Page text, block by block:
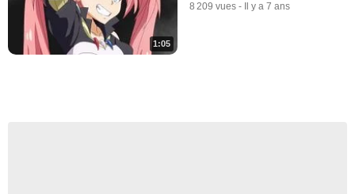
1:05
8 209 vues - Il y a 7 ans